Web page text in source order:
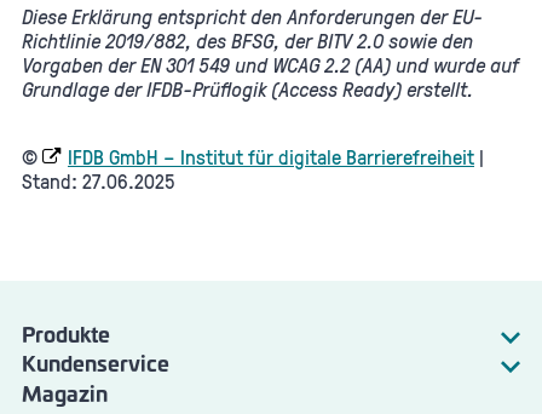
Diese Erklärung entspricht den Anforderungen der EU-
Richtlinie 2019/882, des BFSG, der BITV 2.0 sowie den
Vorgaben der EN 301 549 und WCAG 2.2 (AA) und wurde auf
Grundlage der IFDB-Prüflogik (Access Ready) erstellt.
© IFDB GmbH – Institut für digitale Barrierefreiheit |
Stand: 27.06.2025
Produkte
Strom
Gas
Kundenservice
Energie
Magazin